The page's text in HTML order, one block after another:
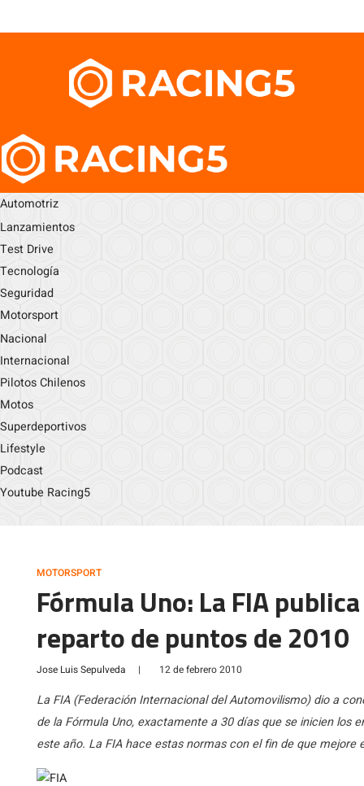
Automotriz
Lanzamientos
Test Drive
Tecnología
Seguridad
Motorsport
Nacional
Internacional
Pilotos Chilenos
Motos
Superdeportivos
Lifestyle
Podcast
Youtube Racing5
MOTORSPORT
Fórmula Uno: La FIA
reparto de puntos de 2010
Jose Luis Sepulveda | 12 de febrero 2010
La FIA (Federación Internacional del Automovilismo) dio a
de la Fórmula Uno, exactamente a 30 días que se inicien los
este año. La FIA hace estas normas con el fin de que